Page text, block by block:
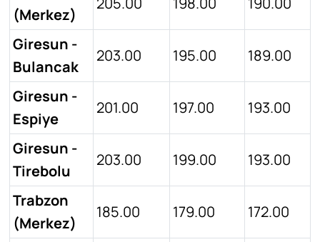
(Merkez)
Giresun -
Bulancak
203.00 195.00 189.00
Giresun -
Espiye
201.00 197.00 193.00
Giresun -
Tirebolu
203.00 199.00 193.00
Trabzon
(Merkez)
185.00 179.00 172.00